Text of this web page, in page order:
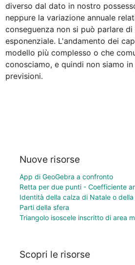
diverso dal dato in nostro
neppure la variazione annuale
conseguenza non si può parlare di
esponenziale. L'andamento dei
modello più complesso o che
conosciamo, e quindi non siamo
previsioni.
Nuove risorse
App di GeoGebra a confronto
Retta per due punti - Coefficiente
Identità della calza di Natale o
Parti della sfera
Triangolo isoscele inscritto di area
Scopri le risorse